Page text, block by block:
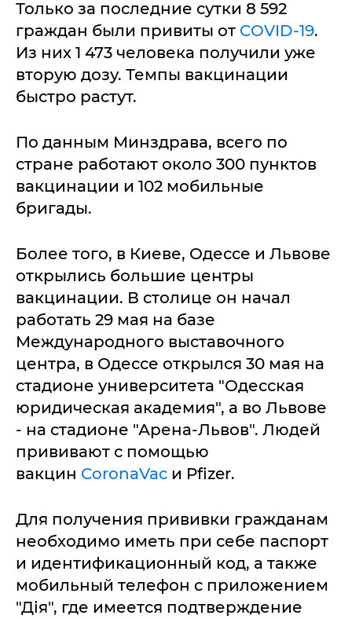
Только за последние сутки 8 592
граждан были привиты от COVID-19.
Из них 1 473 человека получили уже
вторую дозу. Темпы вакцинации
быстро растут.
По данным Минздрава, всего по
стране работают около 300 пунктов
вакцинации и 102 мобильные
бригады.
Более того, в Киеве, Одессе и Львове
открылись большие центры
вакцинации. В столице он начал
работать 29 мая на базе
Международного выставочного
центра, в Одессе открылся 30 мая на
стадионе университета "Одесская
юридическая академия", а во Львове
- на стадионе "Арена-Львов". Людей
прививают с помощью
вакцин CoronaVac и Pfizer.
Для получения прививки гражданам
необходимо иметь при себе паспорт
и идентификационный код, а также
мобильный телефон с приложением
"Дія", где имеется подтверждение